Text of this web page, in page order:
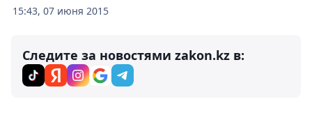
15:43, 07 июня 2015
Следите за новостями zakon.kz в: